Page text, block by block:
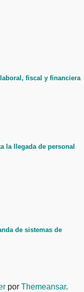
fiscal y financiera
la llegada de personal
de sistemas de
por Themeansar.